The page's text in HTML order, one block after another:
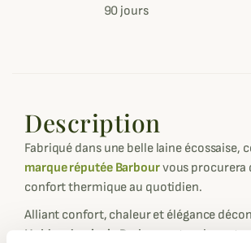
90 jours
Description
Fabriqué dans une belle laine écossaise,
marque réputée Barbourvous procurera
confort thermique au quotidien.
Alliant confort, chaleur et élégance
Holden demi-zip Barbour
est un